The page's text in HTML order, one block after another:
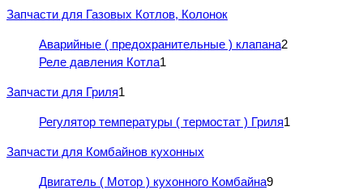
Запчасти для Газовых Котлов, Колонок
Аварийные ( предохранительные ) клапана2
Реле давления Котла1
Запчасти для Гриля1
Регулятор температуры ( термостат ) Гриля1
Запчасти для Комбайнов кухонных
Двигатель ( Мотор ) кухонного Комбайна9